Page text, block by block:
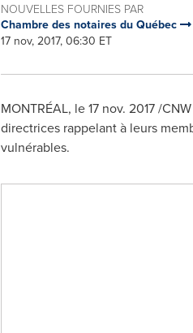
NOUVELLES FOURNIES PAR
Chambre des notaires du Québec
17 nov, 2017, 06:30 ET
MONTRÉAL, le17 nov. 2017/CNW
directrices rappelant à leurs
vulnérables.